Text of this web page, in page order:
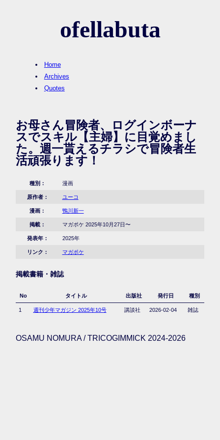
ofellabuta
Home
Archives
Quotes
お母さん冒険者、ログインボーナ
スでスキル【主婦】に目覚めまし
た。週一貰えるチラシで冒険者生
活頑張ります！
種別： 漫画
原作者： ユーコ
漫画： 鴨川新一
掲載： マガポケ 2025年10月27日〜
発表年： 2025年
リンク： マガポケ
掲載書籍・雑誌
No タイトル 出版社 発行日 種別
1 週刊少年マガジン 2025年10号 講談社 2026-02-04 雑誌
OSAMU NOMURA / TRICOGIMMICK 2024-2026